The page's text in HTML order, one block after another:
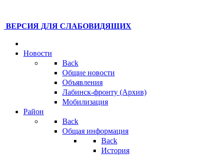
ВЕРСИЯ ДЛЯ СЛАБОВИДЯЩИХ
Новости
Back
Общие новости
Объявления
Лабинск-фронту (Архив)
Мобилизация
Район
Back
Общая информация
Back
История